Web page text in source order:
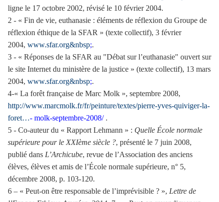
ligne le 17 octobre 2002, révisé le 10 février 2004.
2 - « Fin de vie, euthanasie : éléments de réflexion du Groupe de
réflexion éthique de la SFAR » (texte collectif), 3 février
2004, www.sfar.org&nbsp;.
3 - « Réponses de la SFAR au "Débat sur l’euthanasie" ouvert sur
le site Internet du ministère de la justice » (texte collectif), 13 mars
2004, www.sfar.org&nbsp;.
4-« La forêt française de Marc Molk », septembre 2008,
http://www.marcmolk.fr/fr/peinture/textes/pierre-yves-quiviger-la-
foret…- molk-septembre-2008/ .
5 - Co-auteur du « Rapport Lehmann » : Quelle École normale
supérieure pour le XXIème siècle ?, présenté le 7 juin 2008,
publié dans L’Archicube, revue de l’Association des anciens
élèves, élèves et amis de l’École normale supérieure, n° 5,
décembre 2008, p. 103-120.
6 – « Peut-on être responsable de l’imprévisible ? », Lettre de